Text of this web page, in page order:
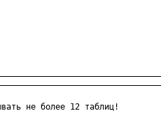
не более 12 таблиц!